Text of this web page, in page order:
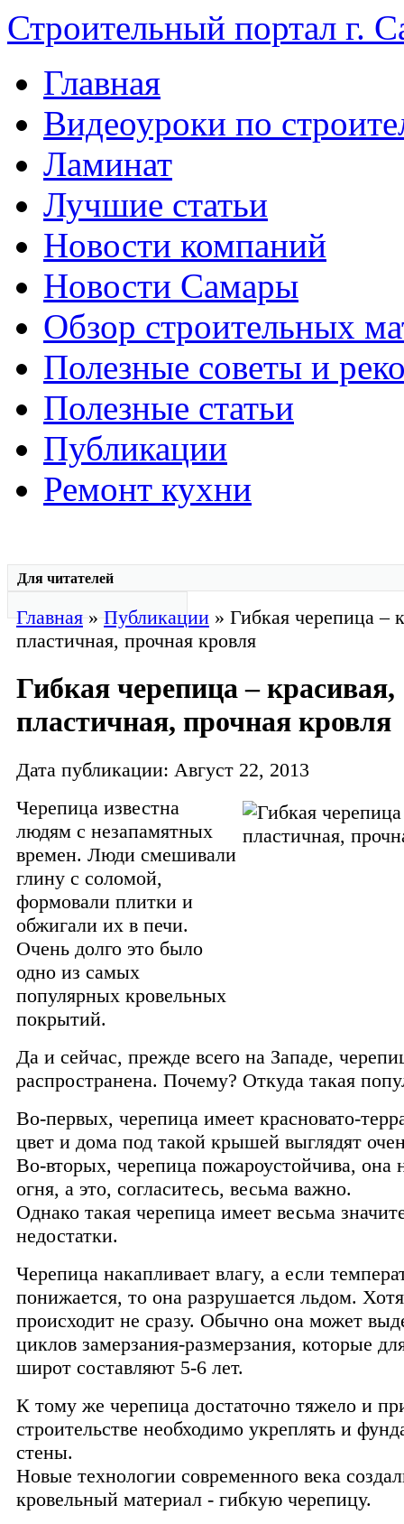
Строительный портал г.
Главная
Видеоуроки по
Ламинат
Лучшие статьи
Новости компаний
Новости Самары
Обзор строительных
Полезные советы и
Полезные статьи
Публикации
Ремонт кухни
Для читателей
Главная»Публикации » Гибкая черепица –
пластичная, прочная кровля
Гибкая черепица – красивая,
пластичная, прочная кровля
Дата публикации: Август 22, 2013
Черепица известна
людям с незапамятных
времен. Люди смешивали
глину с соломой,
формовали плитки и
обжигали их в печи.
Очень долго это было
одно из самых
популярных кровельных
покрытий.
Да и сейчас, прежде всего на Западе,
распространена. Почему? Откуда такая
Во-первых, черепица имеет красновато-
цвет и дома под такой крышей выглядят
Во-вторых, черепица пожароустойчива, она
огня, а это, согласитесь, весьма важно.
Однако такая черепица имеет весьма
недостатки.
Черепица накапливает влагу, а если
понижается, то она разрушается льдом.
происходит не сразу. Обычно она может
циклов замерзания-размерзания, которые
широт составляют 5-6 лет.
К тому же черепица достаточно тяжело и
строительстве необходимо укреплять и
стены.
Новые технологии современного века
кровельный материал - гибкую черепицу.